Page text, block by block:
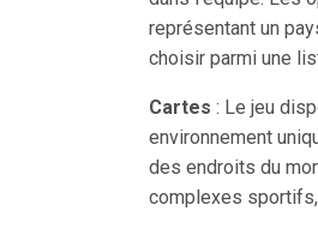
représentant un
choisir parmi une
Cartes : Le jeu
environnement
des endroits du
complexes